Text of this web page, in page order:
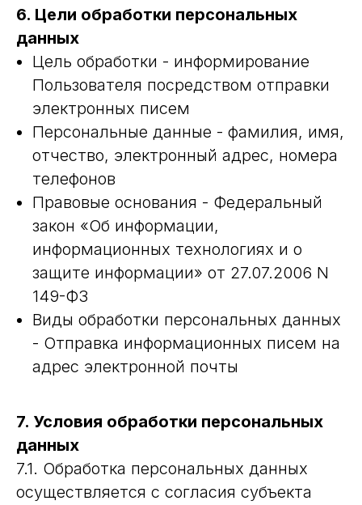
6. Цели обработки персональных
данных
Цель обработки - информирование
Пользователя посредством отправки
электронных писем
Персональные данные - фамилия, имя,
отчество, электронный адрес, номера
телефонов
Правовые основания - Федеральный
закон «Об информации,
информационных технологиях и о
защите информации» от 27.07.2006 N
149-ФЗ
Виды обработки персональных данных
- Отправка информационных писем на
адрес электронной почты
7. Условия обработки персональных
данных
7.1. Обработка персональных данных
осуществляется с согласия субъекта